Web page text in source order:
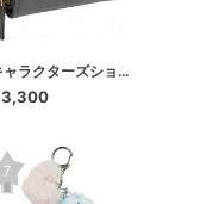
キャラクターズショップ ラフラフ
3,300